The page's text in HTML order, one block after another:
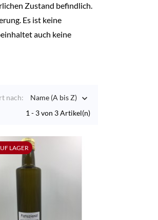
Zustand befindlich.
Es ist keine
auch keine
nach: Name (A bis Z) 
1 - 3 von 3 Artikel(n)
LAGER